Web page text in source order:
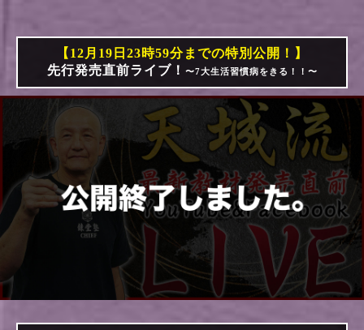
【12月19日23時59分までの特別公開！】
先行発売直前ライブ！ 〜7大生活習慣病をきる！！〜